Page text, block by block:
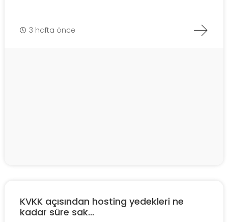
3 hafta önce
KVKK açısından hosting yedekleri ne
kadar süre sak...